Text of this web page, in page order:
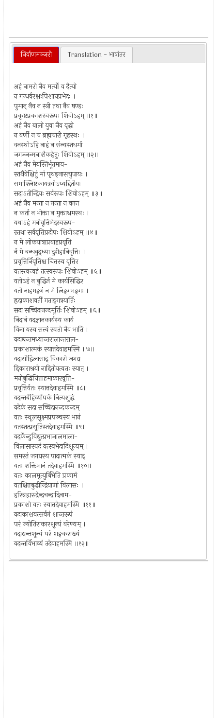
निर्वाणमञ्जरी Translation - भाषांतर
अहं नामरो नैव मर्त्यो व दैत्यो
न गन्धर्वरक्षःपिशाचप्रभेदः ।
पुमान् नैव न स्त्री तथा नैव षण्डः
प्रकृष्टप्रकाशस्वरूपः शिवोऽहम् ॥१॥
अहं नैव बालो युवा नैव वृद्धो
न वर्णी न च ब्रह्मचारी गृहस्थः ।
वनस्थोऽहि नाहं न संन्यस्तधर्मा
जगज्जन्मनाशैकहेतुः शिवोऽहम् ॥२॥
अहं नैव मेयस्तिर्भूतमाय-
स्तथैवेक्षितुं मां पृथङ्‌नास्त्युपायः ।
समाश्लिष्टकायत्रयोऽप्यद्दितीयः
सदाऽतीन्द्रियः सर्वरूपः शिवोऽहम् ॥३॥
अहं नैव मन्ता न गन्ता न वक्ता
न कर्ता न भोक्ता न मुक्ताश्रमस्थः ।
यथाऽहं मनोवृत्तिभेदस्वरूप-
स्तथा सर्ववृत्तिप्रदीपः शिवोऽहम् ॥४॥
न मे लोकयात्राप्रवाहप्रवृत्ति
र्न मे बन्धबुद्ध्या दुरीहानिवृत्तिः ।
प्रवृत्तिर्निवृत्तिश्च चित्तस्य वृत्तिर
यतस्त्वन्वहं तत्स्वरूपः शिवोऽहम् ॥५॥
यतोऽहं न बुद्धिर्न मे कार्यसिद्धिर
यतो नाहमङ्‌गं न मे लिङ्‌गभङ्‌गः ।
ह्रदाकाशवर्ती गताङ्‌गत्रयार्तिः
सदा सच्चिदानन्दमूर्तिः शिवोऽहम् ॥६॥
निदानं यदज्ञानकार्यस्य कार्यं
विना यस्य सत्त्वं स्वतो नैव भाति ।
यदाद्यन्तमध्यान्तरालान्तराल-
प्रकाशात्मकं स्यात्तदेवाहमस्मि ॥७॥
यदासीद्विलासाद्‍ विकारो जगद्य-
द्दिकाराश्रयो नाद्दितीयत्वतः स्यात् ।
मनोबुद्धिचित्ताहमाकारवृत्ति-
प्रवृत्तिर्यतः स्यात्तदेवाहमस्मि ॥८॥
यदन्तर्बहिर्व्यापकं नित्यशुद्धं
यदेकं सदा सच्चिदानन्दकन्दम्
यतः स्थूलसूक्ष्मप्रपञ्चस्य भानं
यतस्तत्प्रसूतिस्तदेवाहमस्मि ॥९॥
यदर्केन्दुविद्युत्प्रभाजालमाला-
विलासास्पदं यत्स्वभेदादिशून्यम् ।
समस्तं जगद्यस्य पादात्मकं स्याद्‍
यतः शक्तिभानं तदेवाहमस्मि ॥१०॥
यतः कालमृत्युर्बिभेति प्रकामं
यतश्चित्तबुद्धीन्द्रियाणां विलासः ।
हरिब्रह्मरुद्रेन्द्रचन्द्रादिनाम-
प्रकाशो यतः स्यात्तदेवाहमस्मि ॥११॥
यदाकाशवत्सर्वगं शान्तरूपं
परं ज्योतिराकारशून्यं वरेण्यम् ।
यदाद्यन्तशून्यं परं शङ्कराख्यं
यदन्तर्विभाव्यं तदेवाहमस्मि ॥१२॥